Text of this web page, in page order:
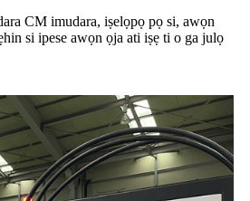
CM imudara, iṣelọpọ pọ si, awọn
si ipese awọn ọja ati iṣẹ ti o ga julọ